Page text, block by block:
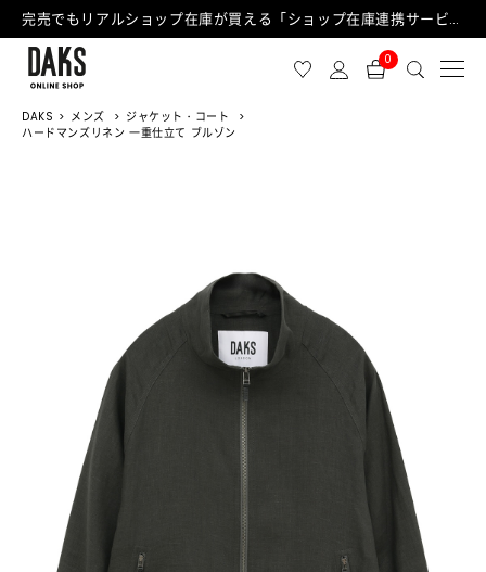
完売でもリアルショップ在庫が買える「ショップ在庫連携サービス」が日中もご利用可能になりました！
0
DAKS メンズ
ジャケット・コート
ハードマンズリネン 一重仕立て ブルゾン